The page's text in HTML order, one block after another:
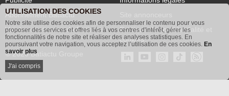
Publicité
Abonnement Batiactu
Voir les contenus+ de Batiactu
Site annonceurs
Politique de confidentialité et
cookies
© 2026 Batiactu Groupe
UTILISATION DES COOKIES
Notre site utilise des cookies afin de personnaliser le contenu pour vous
proposer des services et offres liés à vos centres d'intérêt, gérer les
fonctionnalités de notre site et réaliser des analyses statistiques. En
poursuivant votre navigation, vous acceptez l’utilisation de ces cookies. En
savoir plus
J'ai compris